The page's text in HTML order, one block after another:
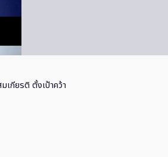
เกียรติ ตั้งเป้าคว้า